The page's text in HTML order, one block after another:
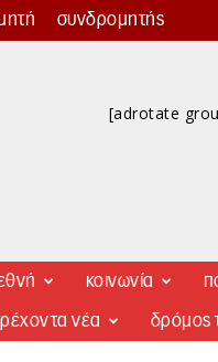
συνδρομητής
[adrotate
κοινωνία
νέα δρόμος